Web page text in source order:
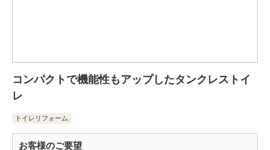
コンパクトで機能性もアップしたタンクレストイ
レ
トイレリフォーム
お客様のご要望